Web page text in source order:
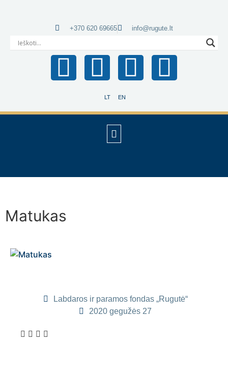
LT EN
+370 620 69665 info@rugute.lt
Matukas
Labdaros ir paramos fondas „Rugutė“
2020 gegužės 27